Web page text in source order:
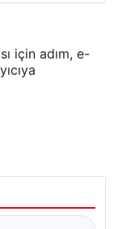
için adım, e-